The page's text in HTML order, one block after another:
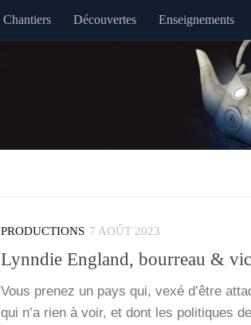
Chantiers Découvertes Enseignements
PRODUCTIONS 7 AOÛT 2023
Lynndie England, bourreau &
Vous pre­nez un pays qui, vexé d’être
qui n’a rien à voir, et dont les poli­tiques